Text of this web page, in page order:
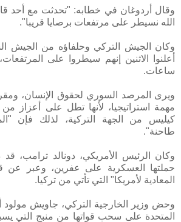
وقال أردوغان في خطابه: "تحدثت مع أحد
الله نسيطر على مرتفعات برصايا قريبا".
وكان الجيش التركي وحلفاؤه من الجيش
أعلنوا الاثنين إنهم سيطروا على
ساعات.
ويرى المرصد السوري لحقوق الإنسان،
مهمة استراتيجيا، لأنها تطل على أعزاز
كيليس من الجهة التركية، لذلك فإن
طاحنة".
وكان الرئيس الأمريكي، دونالد ترامب، قد
حملتها العسكرية على عفرين، وعبر عن
المعادية لأمريكا" التي تأتي من تركيا.
وحض وزير الخارجية التركي، جاويش مولود
المتحدة على سحب قواتها من منبج التي